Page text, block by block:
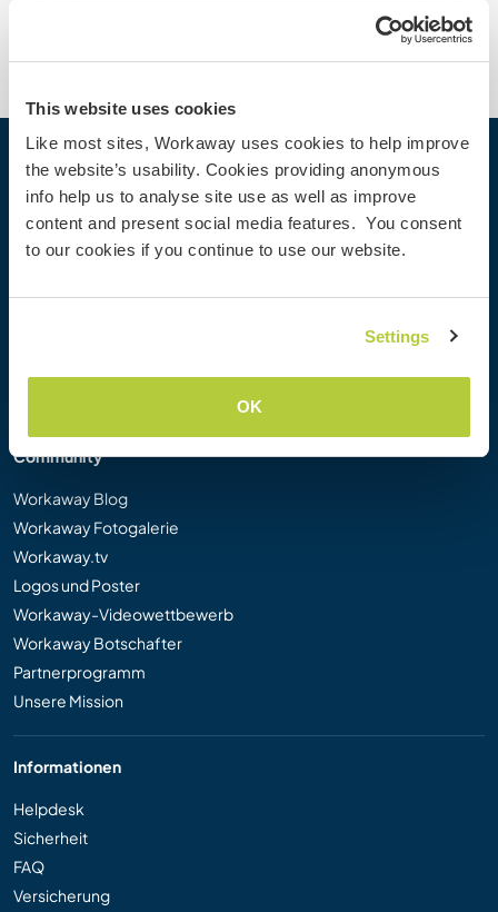
This website uses cookies
Like most sites, Workaway uses cookies to help improve
the website’s usability. Cookies providing anonymous
info help us to analyse site use as well as improve
content and present social media features. You consent
to our cookies if you continue to use our website.
Settings
OK
Workaway
Gastgeber finden
Informationen für Gastgeber
Als Workawayer registrieren
Community
Workaway Blog
Workaway Fotogalerie
Workaway.tv
Logos und Poster
Workaway-Videowettbewerb
Workaway Botschafter
Partnerprogramm
Unsere Mission
Informationen
Helpdesk
Sicherheit
FAQ
Versicherung